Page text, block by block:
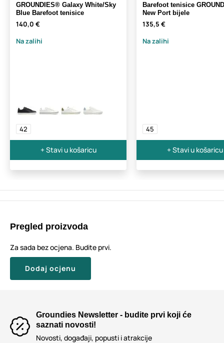
GROUNDIES® Galaxy White/Sky
Blue Barefoot tenisice
140,0 €
Na zalihi
42
+ Stavi u košaricu
Barefoot tenisice
New Port bijele
135,5 €
Na zalihi
45
+ Stavi u košaricu
Pregled proizvoda
Za sada bez ocjena. Budite prvi.
Dodaj ocjenu
Groundies Newsletter - budite prvi koji će
saznati novosti!
Novosti, događaji, popusti i atrakcije